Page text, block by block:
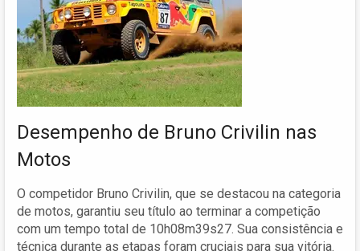
Desempenho de Bruno Crivilin nas
Motos
O competidor Bruno Crivilin, que se destacou na categoria
de motos, garantiu seu título ao terminar a competição
com um tempo total de 10h08m39s27. Sua consistência e
técnica durante as etapas foram cruciais para sua vitória.